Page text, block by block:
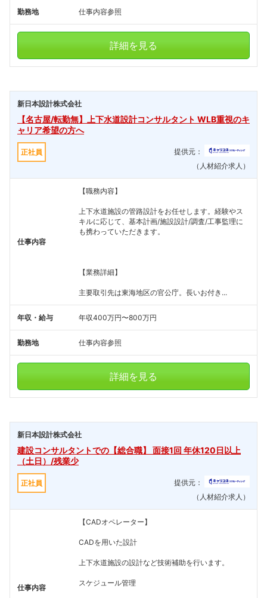
勤務地 仕事内容参照
詳細を見る
新日本設計株式会社
【名古屋/転勤無】上下水道設計コンサルタント WLB重視のキ
ャリア希望の方へ
正社員
提供元：
（人材紹介求人）
仕事内容
【職務内容】
上下水道施設の管路設計をお任せします。経験やス
キルに応じて、基本計画/施設設計/調査/工事監理に
も携わっていただきます。
【業務詳細】
主要取引先は東海地区の官公庁。長いお付き...
年収・給与 年収400万円〜800万円
勤務地 仕事内容参照
詳細を見る
新日本設計株式会社
建設コンサルタントでの【総合職】 面接1回 年休120日以上
（土日）/残業少
正社員
提供元：
（人材紹介求人）
仕事内容
【CADオペレーター】
CADを用いた設計
上下水道施設の設計など技術補助を行います。
スケジュール管理